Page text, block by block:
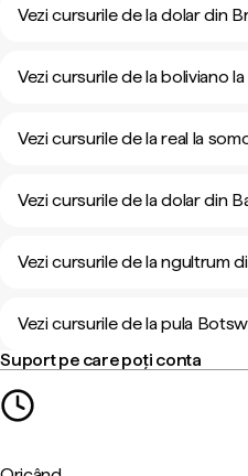
Vezi cursurile de la dolar din
Vezi cursurile de la boliviano
Vezi cursurile de la real la
Vezi cursurile de la dolar din
Vezi cursurile de la ngultrum
Vezi cursurile de la pula
Suport pe care poți conta